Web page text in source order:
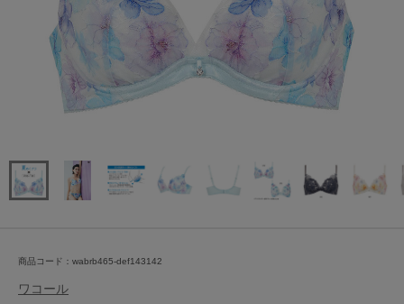
商品コード：wabrb465-def143142
ワコール